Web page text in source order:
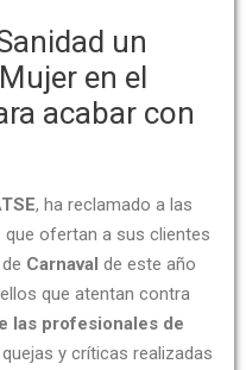
un
en el
acabar con
, ha reclamado a las
ofertan a sus clientes
Carnaval de este año
que atentan contra
las profesionales de
y críticas realizadas